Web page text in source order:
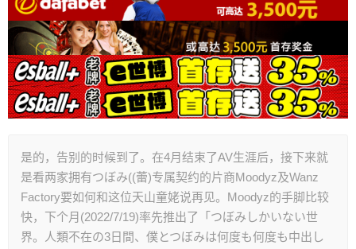
是的，告别的时候到了。在4月结束了AV生涯后，接下来就
是看两家拥有つぼみ((蕾)专属契约的片商Moodyz及Wanz
Factory要如何和这位天山童姥说再见。Moodyz的手脚比较
快，下个月(2022/7/19)率先推出了「つぼみしかいない世
界。人類不在の3日間、僕とつぼみは何度も何度も中出し